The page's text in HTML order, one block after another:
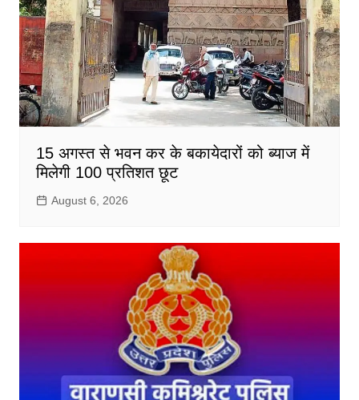
15 अगस्त से भवन कर के बकायेदारों को ब्याज में
मिलेगी 100 प्रतिशत छूट
August 6, 2026